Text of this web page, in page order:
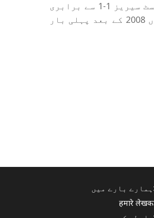
پاکستان نے تین میچوں کی ٹی 20 سیریز 2-1 سے جیتی جبکہ ٹیسٹ سیریز 1-1 سے برابری
پر ختم کی۔ ون ڈے میچ فیصل آباد میں کھیلے جائیں گے، جہاں 2008 کے بعد پہلی بار
ہمارے بارے میں
हमारे लेखक